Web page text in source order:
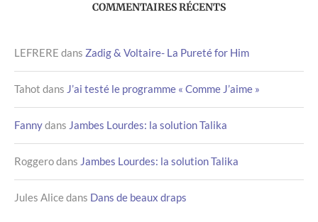
COMMENTAIRES RÉCENTS
LEFRERE dans Zadig & Voltaire- La Pureté for Him
Tahot dans J’ai testé le programme « Comme J’aime »
Fannydans Jambes Lourdes: la solution Talika
Roggerodans Jambes Lourdes: la solution Talika
Jules Alicedans Dans de beaux draps